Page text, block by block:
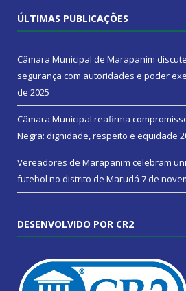
ÚLTIMAS PUBLICAÇÕES
Câmara Municipal de Marapanim
segurança com autoridades e poder
de 2025
Câmara Municipal reafirma
Negra: dignidade, respeito e equidade
Vereadores de Marapanim celebram
futebol no distrito de Marudá 7 de
DESENVOLVIDO POR CR2